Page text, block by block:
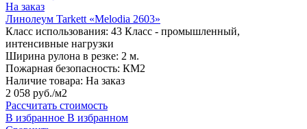
На заказ
Линолеум Tarkett «Melodia 2603»
Класс использования: 43 Класс - промышленный,
интенсивные нагрузки
Ширина рулона в резке: 2 м.
Пожарная безопасность: КМ2
Наличие товара: На заказ
2 058 руб./м2
Рассчитать стоимость
В избранное В избранном